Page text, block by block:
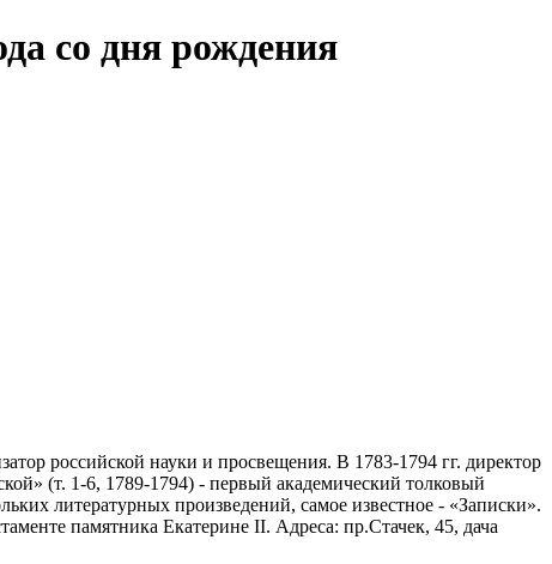
со дня рождения
российской науки и просвещения. В 1783-1794 гг. директор
(т. 1-6, 1789-1794) - первый академический толковый
литературных произведений, самое известное - «Записки».
памятника Екатерине II. Адреса: пр.Стачек, 45, дача